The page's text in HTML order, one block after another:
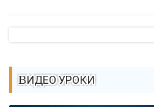
ВИДЕО УРОКИ